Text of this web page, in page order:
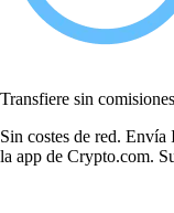
Transfiere sin comisiones
Sin costes de red.
la app de Crypto.com.